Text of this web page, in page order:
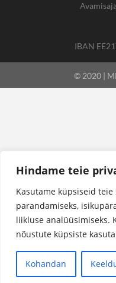
Hindame teie
Kasutame küpsiseid
parandamiseks,
liikluse analüüsimiseks.
nõustute küpsiste
Kohandan
IBAN
© 2020 |